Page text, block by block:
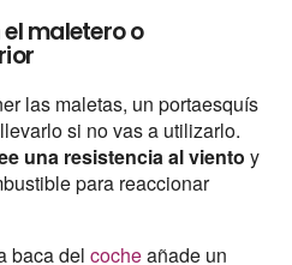
maletero o
las maletas, un portaesquís
si no vas a utilizarlo.
una resistencia al viento y
para reaccionar
baca del cocheañade un